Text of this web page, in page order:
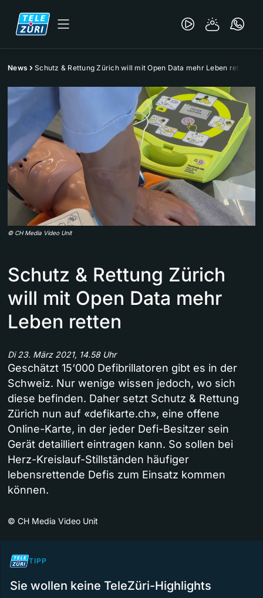
News Schutz & Rettung Zürich will mit Open Data mehr Leben retten
© CH Media Video Unit
Schutz & Rettung Zürich
will mit Open Data mehr
Leben retten
Di 23. März 2021, 14.58 Uhr
Geschätzt 15‘000 Defibrillatoren gibt es in der
Schweiz. Nur wenige wissen jedoch, wo sich
diese befinden. Daher setzt Schutz & Rettung
Zürich nun auf «defikarte.ch», eine offene
Online-Karte, in der jeder Defi-Besitzer sein
Gerät detailliert eintragen kann. So sollen bei
Herz-Kreislauf-Stillständen häufiger
lebensrettende Defis zum Einsatz kommen
können.
© CH Media Video Unit
TIPP
Sie wollen keine TeleZüri-Highlights